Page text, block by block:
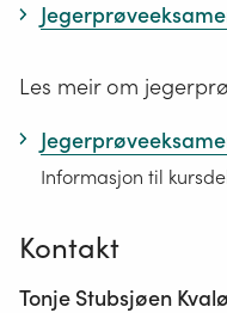
Les meir om
Informasjon til
Kontakt
Tonje Stubsjøen